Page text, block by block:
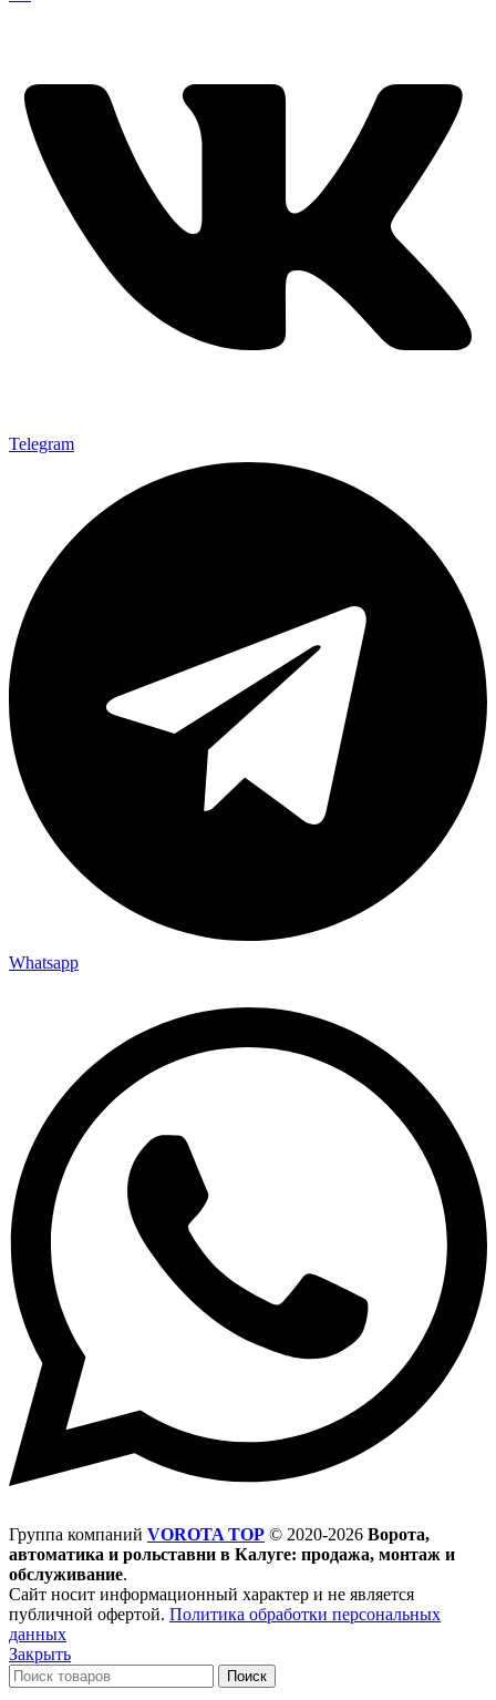
Telegram
Whatsapp
Группа компаний VOROTA TOP © 2020-2026 Ворота,
автоматика и рольставни в Калуге: продажа, монтаж и
обслуживание.
Сайт носит информационный характер и не является
публичной офертой. Политика обработки персональных
данных
Закрыть
Поиск